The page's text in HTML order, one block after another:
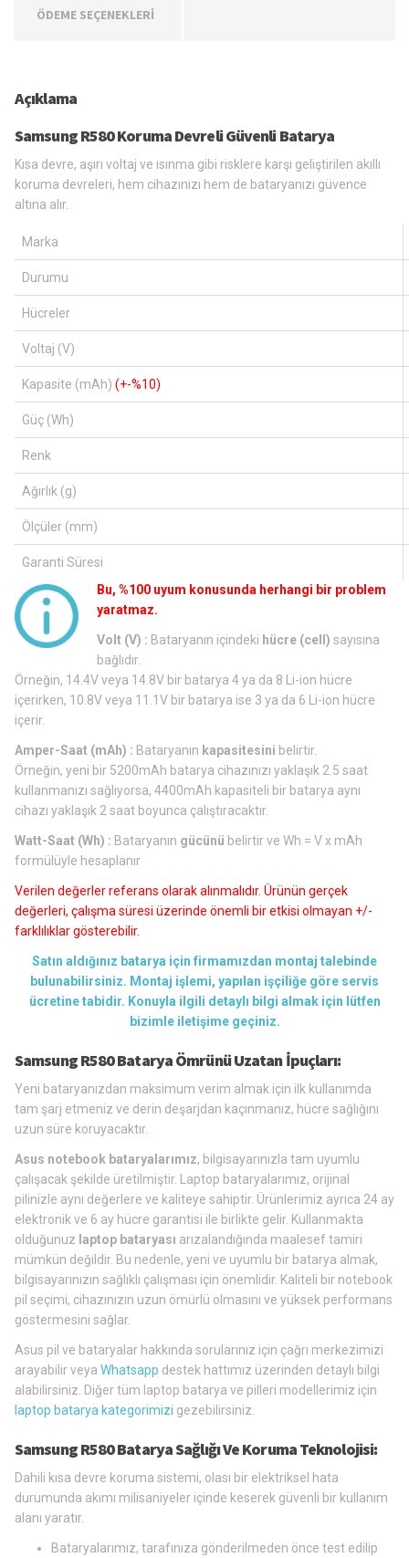
ÖDEME SEÇENEKLERİ
Açıklama
Samsung R580 Koruma Devreli Güvenli Batarya
Kısa devre, aşırı voltaj ve ısınma gibi risklere karşı geliştirilen akıllı
koruma devreleri, hem cihazınızı hem de bataryanızı güvence
altına alır.
Marka
Durumu
Hücreler
Voltaj (V)
Kapasite (mAh) (+-%10)
Güç (Wh)
Renk
Ağırlık (g)
Ölçüler (mm)
Garanti Süresi
Bu, %100 uyum konusunda herhangi bir problem
yaratmaz.
Volt (V) : Bataryanın içindeki hücre (cell) sayısına
bağlıdır.
Örneğin, 14.4V veya 14.8V bir batarya 4 ya da 8 Li-ion hücre
içerirken, 10.8V veya 11.1V bir batarya ise 3 ya da 6 Li-ion hücre
içerir.
Amper-Saat (mAh) : Bataryanın kapasitesini belirtir.
Örneğin, yeni bir 5200mAh batarya cihazınızı yaklaşık 2.5 saat
kullanmanızı sağlıyorsa, 4400mAh kapasiteli bir batarya aynı
cihazı yaklaşık 2 saat boyunca çalıştıracaktır.
Watt-Saat (Wh) : Bataryanın gücünü belirtir ve Wh = V x mAh
formülüyle hesaplanır
Verilen değerler referans olarak alınmalıdır. Ürünün gerçek
değerleri, çalışma süresi üzerinde önemli bir etkisi olmayan +/-
farklılıklar gösterebilir.
Satın aldığınız batarya için firmamızdan montaj talebinde
bulunabilirsiniz. Montaj işlemi, yapılan işçiliğe göre servis
ücretine tabidir. Konuyla ilgili detaylı bilgi almak için lütfen
bizimle iletişime geçiniz.
Samsung R580 Batarya Ömrünü Uzatan İpuçları:
Yeni bataryanızdan maksimum verim almak için ilk kullanımda
tam şarj etmeniz ve derin deşarjdan kaçınmanız, hücre sağlığını
uzun süre koruyacaktır.
Asus notebook bataryalarımız, bilgisayarınızla tam uyumlu
çalışacak şekilde üretilmiştir. Laptop bataryalarımız, orijinal
pilinizle aynı değerlere ve kaliteye sahiptir. Ürünlerimiz ayrıca 24 ay
elektronik ve 6 ay hücre garantisi ile birlikte gelir. Kullanmakta
olduğunuz laptop bataryası arızalandığında maalesef tamiri
mümkün değildir. Bu nedenle, yeni ve uyumlu bir batarya almak,
bilgisayarınızın sağlıklı çalışması için önemlidir. Kaliteli bir notebook
pil seçimi, cihazınızın uzun ömürlü olmasını ve yüksek performans
göstermesini sağlar.
Asus pil ve bataryalar hakkında sorularınız için çağrı merkezimizi
arayabilir veya Whatsapp destek hattımız üzerinden detaylı bilgi
alabilirsiniz. Diğer tüm laptop batarya ve pilleri modellerimiz için
laptop batarya kategorimizi gezebilirsiniz.
Samsung R580 Batarya Sağlığı Ve Koruma Teknolojisi:
Dahili kısa devre koruma sistemi, olası bir elektriksel hata
durumunda akımı milisaniyeler içinde keserek güvenli bir kullanım
alanı yaratır.
Bataryalarımız, tarafınıza gönderilmeden önce test edilip